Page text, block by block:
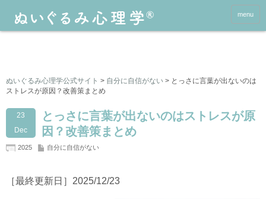
menu
ぬいぐるみ心理学公式サイト > 自分に自信がない > とっさに言葉が出ないのは
ストレスが原因？改善策まとめ
23
Dec
とっさに言葉が出ないのはストレスが原
因？改善策まとめ
2025 自分に自信がない
［最終更新日］2025/12/23